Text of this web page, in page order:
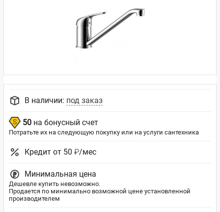
В наличии: под заказ
50 на бонусный счет
Потратьте их на следующую покупку или на услуги сантехника
Кредит от 50 ₽/мес
Минимальная цена
Дешевле купить невозможно.
Продается по минимально возможной цене установленной
производителем